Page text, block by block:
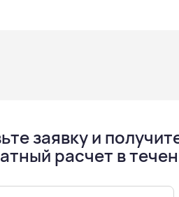
заявку и
расчет в